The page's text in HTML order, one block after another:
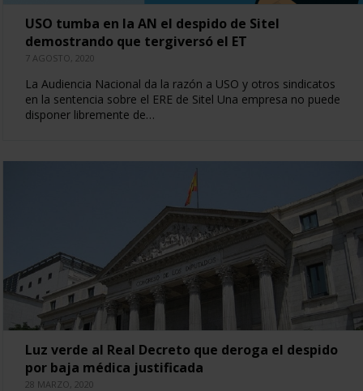
USO tumba en la AN el despido de Sitel
demostrando que tergiversó el ET
7 AGOSTO, 2020
La Audiencia Nacional da la razón a USO y otros sindicatos
en la sentencia sobre el ERE de Sitel Una empresa no puede
disponer libremente de…
Luz verde al Real Decreto que deroga el despido
por baja médica justificada
28 MARZO, 2020